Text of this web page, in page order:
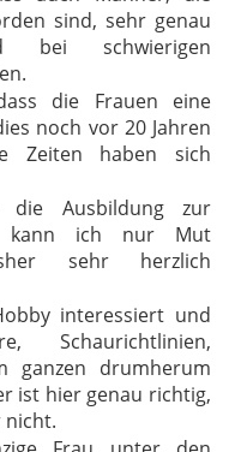
sind, sehr genau
bei schwierigen
die Frauen eine
noch vor 20 Jahren
Zeiten haben sich
Ausbildung zur
kann ich nur Mut
sehr herzlich
interessiert und
Schaurichtlinien,
ganzen drumherum
ist hier genau richtig,
nicht.